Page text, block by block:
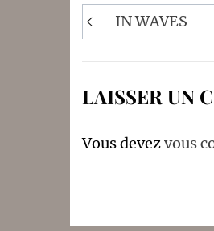
Navigation
de
IN WAVES
LAISSER UN
Vous devezvous